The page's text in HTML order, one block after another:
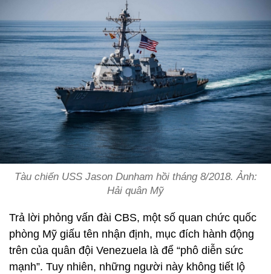
Tàu chiến USS Jason Dunham hồi tháng 8/2018. Ảnh:
Hải quân Mỹ
Trả lời phỏng vấn đài CBS, một số quan chức quốc
phòng Mỹ giấu tên nhận định, mục đích hành động
trên của quân đội Venezuela là để “phô diễn sức
mạnh”. Tuy nhiên, những người này không tiết lộ